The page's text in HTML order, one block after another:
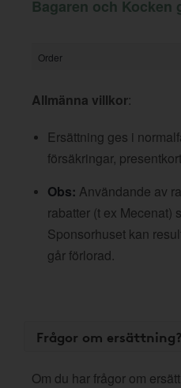
Bagaren och Kocken
Order
Allmänna villkor:
Ersättning ges i
försäkringar,
Obs: Användande av
rabatter (t ex Mecenat)
Sponsorhuset kan
går förlorad.
Frågor om ersättning?
Om du har frågor om